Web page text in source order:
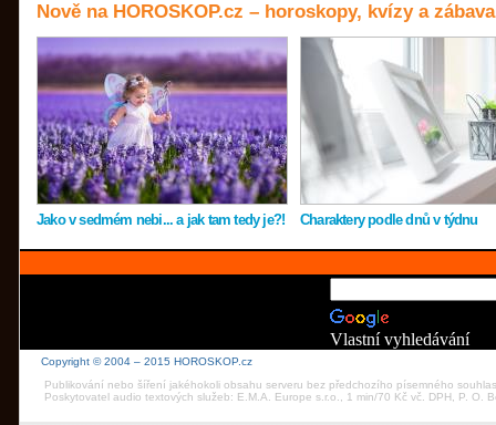
Nově na HOROSKOP.cz – horoskopy, kvízy a zábava
Jako v sedmém nebi... a jak tam tedy je?! Charaktery podle dnů v týdnu
Vlastní vyhledávání
Copyright © 2004 – 2015 HOROSKOP.cz
Publikování nebo šíření jakéhokoli obsahu serveru bez předchozího písemného
Poskytovatel audio textových služeb: E.M.A. Europe s.r.o., 1 min/70 Kč vč. DPH, P. O.